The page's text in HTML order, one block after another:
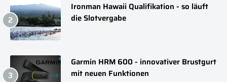
Ironman Hawaii Qualifikation - so läuft
die Slotvergabe
Garmin HRM 600 - innovativer Brustgurt
mit neuen Funktionen